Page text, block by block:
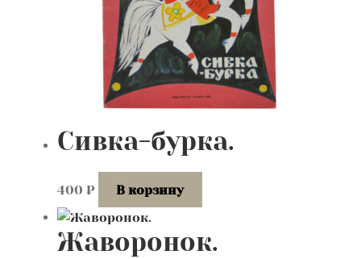
Сивка-бурка.
400 ₽ В корзину
Жаворонок.